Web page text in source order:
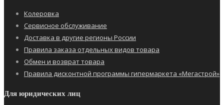
Колеровка
Сервисное обслуживание
Доставка в другие регионы России
Правила заказа отдельных видов товара
Обмен и возврат товара
Правила дисконтной программы гипермаркета «Мегастрой»
Для юридических лиц